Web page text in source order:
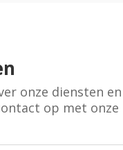
onze diensten en
op met onze